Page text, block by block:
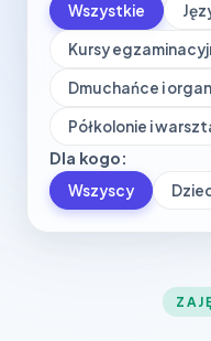
Wszystkie
Kursy
Dmuchańce i
Półkolonie i
Dla kogo:
Wszyscy